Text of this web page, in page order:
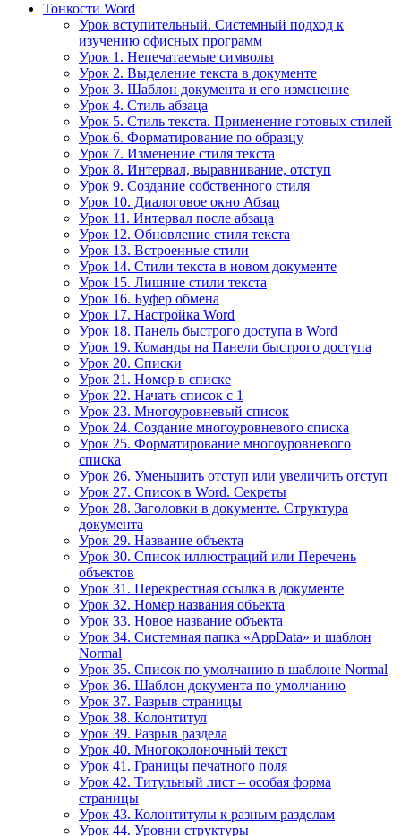
Тонкости Word
Урок вступительный. Системный подход к
изучению офисных программ
Урок 1. Непечатаемые символы
Урок 2. Выделение текста в документе
Урок 3. Шаблон документа и его изменение
Урок 4. Стиль абзаца
Урок 5. Стиль текста. Применение готовых стилей
Урок 6. Форматирование по образцу
Урок 7. Изменение стиля текста
Урок 8. Интервал, выравнивание, отступ
Урок 9. Создание собственного стиля
Урок 10. Диалоговое окно Абзац
Урок 11. Интервал после абзаца
Урок 12. Обновление стиля текста
Урок 13. Встроенные стили
Урок 14. Стили текста в новом документе
Урок 15. Лишние стили текста
Урок 16. Буфер обмена
Урок 17. Настройка Word
Урок 18. Панель быстрого доступа в Word
Урок 19. Команды на Панели быстрого доступа
Урок 20. Списки
Урок 21. Номер в списке
Урок 22. Начать список с 1
Урок 23. Многоуровневый список
Урок 24. Создание многоуровневого списка
Урок 25. Форматирование многоуровневого
списка
Урок 26. Уменьшить отступ или увеличить отступ
Урок 27. Список в Word. Секреты
Урок 28. Заголовки в документе. Структура
документа
Урок 29. Название объекта
Урок 30. Список иллюстраций или Перечень
объектов
Урок 31. Перекрестная ссылка в документе
Урок 32. Номер названия объекта
Урок 33. Новое название объекта
Урок 34. Системная папка «AppData» и шаблон
Normal
Урок 35. Список по умолчанию в шаблоне Normal
Урок 36. Шаблон документа по умолчанию
Урок 37. Разрыв страницы
Урок 38. Колонтитул
Урок 39. Разрыв раздела
Урок 40. Многоколоночный текст
Урок 41. Границы печатного поля
Урок 42. Титульный лист – особая форма
страницы
Урок 43. Колонтитулы к разным разделам
Урок 44. Уровни структуры